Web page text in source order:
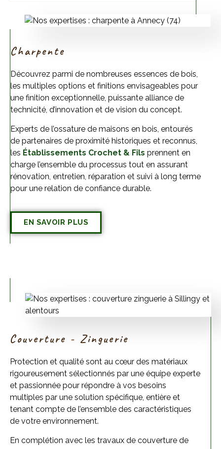
Charpente
Découvrez parmi de nombreuses essences de bois,
les multiples options et finitions envisageables pour
une finition exceptionnelle, puissante alliance de
technicité, d’innovation et de vision du concept.
Experts de l’ossature de maisons en bois, entourés
de partenaires de proximité historiques et reconnus,
les Établissements Crochet & Fils prennent en
charge l’ensemble du processus tout en assurant
rénovation, entretien, réparation et suivi à long terme
pour une relation de confiance durable.
EN SAVOIR PLUS
Couverture - Zinguerie
Protection et qualité sont au cœur des matériaux
rigoureusement sélectionnés par une équipe experte
et passionnée pour répondre à vos besoins
multiples par une solution spécifique, entière et
tenant compte de l’ensemble des caractéristiques
de votre environnement.
En complétion avec les travaux de couverture de